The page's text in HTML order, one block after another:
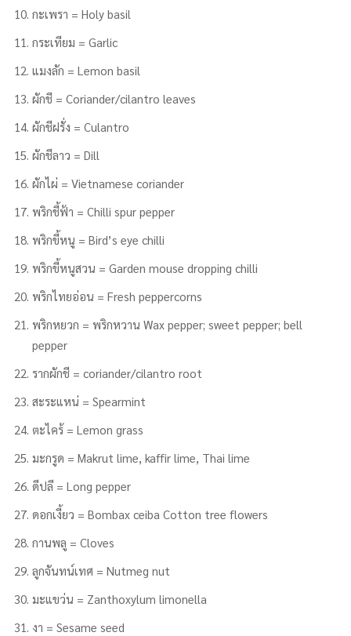
กะเพรา = Holy basil
กระเทียม = Garlic
แมงลัก = Lemon basil
ผักชี = Coriander/cilantro leaves
ผักชีฝรั่ง = Culantro
ผักชีลาว = Dill
ผักไผ่ = Vietnamese coriander
พริกชี้ฟ้า = Chilli spur pepper
พริกขี้หนู = Bird’s eye chilli
พริกขี้หนูสวน = Garden mouse dropping chilli
พริกไทยอ่อน = Fresh peppercorns
พริกหยวก = พริกหวาน Wax pepper; sweet pepper; bell
pepper
รากผักชี = coriander/cilantro root
สะระแหน่ = Spearmint
ตะไคร้ = Lemon grass
มะกรูด = Makrut lime, kaffir lime, Thai lime
ดีปลี = Long pepper
ดอกเงี้ยว = Bombax ceiba Cotton tree flowers
กานพลู = Cloves
ลูกจันทน์เทศ = Nutmeg nut
มะแขว่น = Zanthoxylum limonella
งา = Sesame seed